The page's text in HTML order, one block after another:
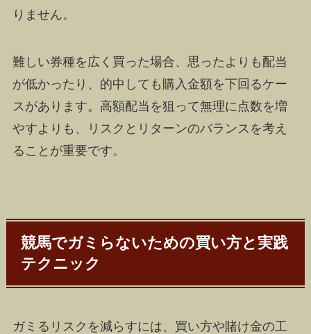
りません。
難しい券種を広く買った場合、思ったよりも配当
が低かったり、的中しても購入金額を下回るケー
スがあります。高額配当を狙って無理に点数を増
やすよりも、リスクとリターンのバランスを考え
ることが重要です。
競馬でガミらないための買い方と実践
テクニック
ガミるリスクを減らすには、買い方や賭け金の工